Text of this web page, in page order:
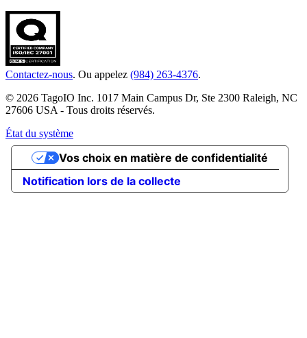
Contactez-nous. Ou appelez (984) 263-4376.
© 2026 TagoIO Inc. 1017 Main Campus Dr, Ste 2300 Raleigh, NC
27606 USA - Tous droits réservés.
État du système
Notification lors de la collecte
Vos choix en matière de confidentialité